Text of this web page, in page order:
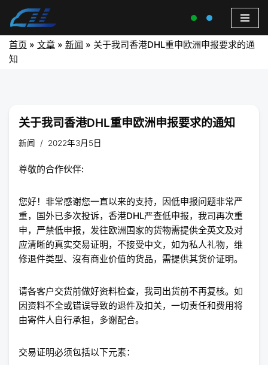
首页 » 文章 » 新闻 » 关于我司香港DHL重申欧洲申报要求的通
知
关于我司香港DHL重申欧洲申报要求的通知
新闻 2022年3月5日
尊敬的合作伙伴:
您好！非常感谢您一直以来的支持，因低申报问题非常严
重，国外已多次投诉，香港DHL严查低申报，我司再次重
申，严禁低申报，发往欧洲国家的货物需提供全英文及对
应清晰的真实交易证明，不接受中文，如为私人礼物，维
修退件类型、沒有商业价值的货品，需提供其货价证明。
请各客户交货前做好资料检查，我司出货前不再复核。如
因资料不全或错误导致的退件及扣关，一切责任和费用将
由寄件人自行承担，多谢配合。
交易证明必须包括以下元素：